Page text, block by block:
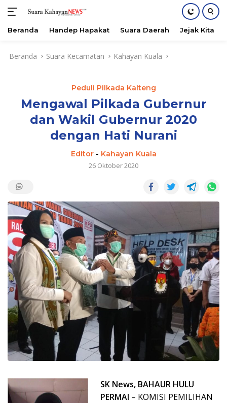
Beranda Handep Hapakat Suara Daerah Jejak Kita
Beranda Suara Kecamatan Kahayan Kuala
Peduli Pilkada Kalteng
Mengawal Pilkada Gubernur
dan Wakil Gubernur 2020
dengan Hati Nurani
Editor- Kahayan Kuala
26 Oktober 2020
SK News, BAHAUR HULU
PERMAI – KOMISI PEMILIHAN